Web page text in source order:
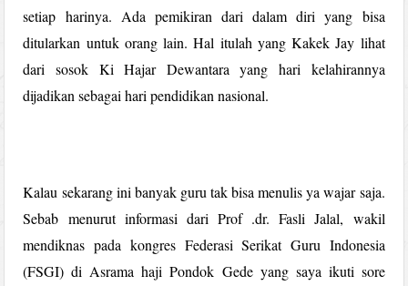
setiap harinya. Ada pemikiran dari dalam diri yang bisa
ditularkan untuk orang lain. Hal itulah yang Kakek Jay lihat
dari sosok Ki Hajar Dewantara yang hari kelahirannya
dijadikan sebagai hari pendidikan nasional.
Kalau sekarang ini banyak guru tak bisa menulis ya wajar saja.
Sebab menurut informasi dari Prof .dr. Fasli Jalal, wakil
mendiknas pada kongres Federasi Serikat Guru Indonesia
(FSGI) di Asrama haji Pondok Gede yang saya ikuti sore